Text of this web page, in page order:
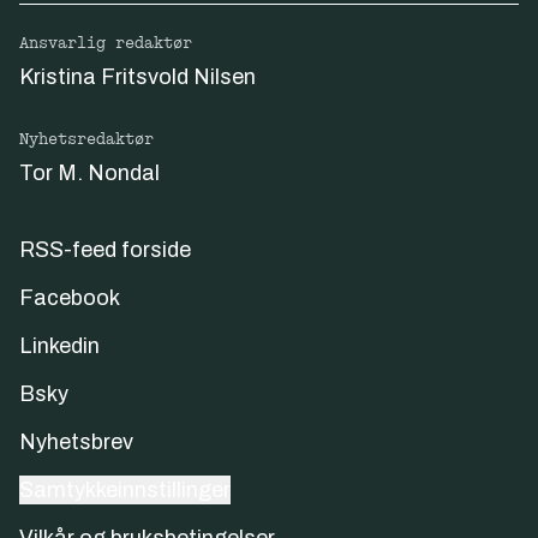
most of all, please lean on your leadership,
including me, as we work through this
I’m grateful for every single one of you who
has contributed to our continued success as
you have made to generate success for our
You’ve built our company — for all of our
stakeholders — and you’ve shown incredible
With gratitude,
Ansvarlig redaktør
Kristina Fritsvold Nilsen
Nyhetsredaktør
Tor M. Nondal
RSS-feed forside
Facebook
Linkedin
Bsky
Nyhetsbrev